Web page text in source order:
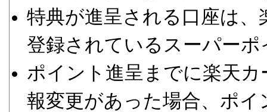
特典が進呈される口座は
登録されているスーパー
ポイント進呈までに楽天
報変更があった場合、ポ